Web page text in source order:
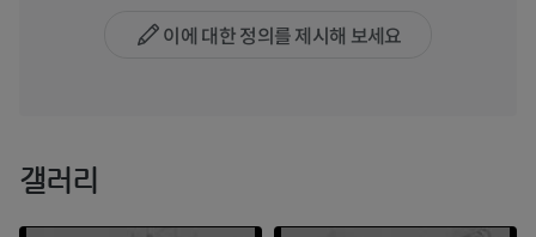
이에 대한 정의를 제시해 보세요
갤러리